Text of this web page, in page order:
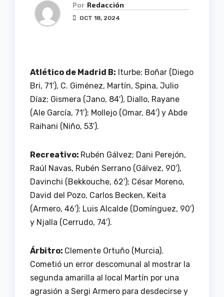
Por Redacción
OCT 18, 2024
Atlético de Madrid B: Iturbe; Boñar (Diego
Bri, 71′), C. Giménez, Martín, Spina, Julio
Díaz; Gismera (Jano, 84′), Diallo, Rayane
(Ale García, 71′); Mollejo (Omar, 84′) y Abde
Raihani (Niño, 53′).
Recreativo: Rubén Gálvez; Dani Perejón,
Raúl Navas, Rubén Serrano (Gálvez, 90′),
Davinchi (Bekkouche, 62′); César Moreno,
David del Pozo, Carlos Becken, Keita
(Armero, 46′); Luis Alcalde (Domínguez, 90′)
y Njalla (Cerrudo, 74′).
Árbitro: Clemente Ortuño (Murcia).
Cometió un error descomunal al mostrar la
segunda amarilla al local Martín por una
agrasión a Sergi Armero para desdecirse y